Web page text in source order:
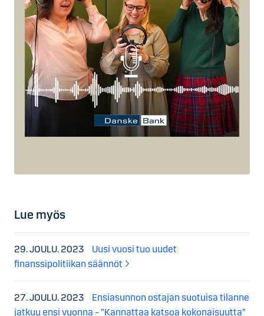
Lue myös
29. JOULU. 2023
Uusi vuosi tuo uudet
finanssipolitiikan säännöt
27. JOULU. 2023
Ensiasunnon ostajan suotuisa tilanne
jatkuu ensi vuonna – ”Kannattaa katsoa kokonaisuutta”